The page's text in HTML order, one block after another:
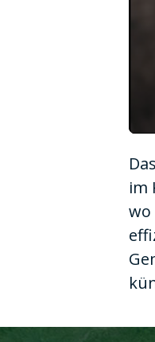
of
90%
im
wo